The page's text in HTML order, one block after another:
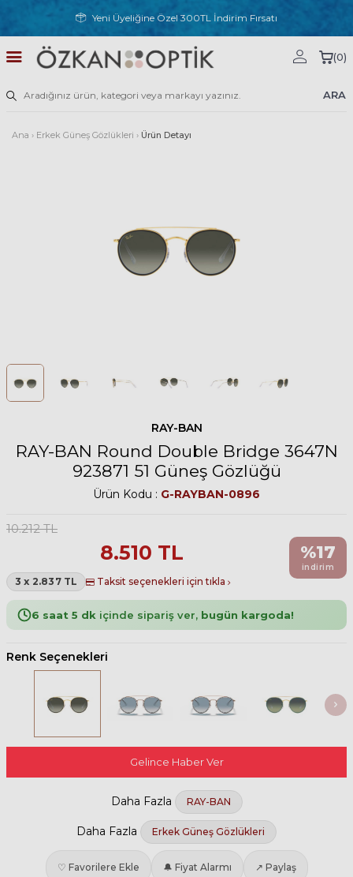
Yeni Üyeliğine Özel 300TL İndirim Fırsatı
ARA
(0)
Ana › Erkek Güneş Gözlükleri › Ürün Detayı
RAY-BAN
RAY-BAN Round Double Bridge 3647N
923871 51 Güneş Gözlüğü
Ürün Kodu : G-RAYBAN-0896
10.212TL
8.510 TL
3 x 2.837 TL Taksit seçenekleri için tıkla
%17
indirim
6 saat 5 dk içinde sipariş ver, bugün kargoda!
Renk Seçenekleri
Gelince Haber Ver
Daha Fazla RAY-BAN
Daha Fazla Erkek Güneş Gözlükleri
♡ Favorilere Ekle 🔔 Fiyat Alarmı ↗ Paylaş